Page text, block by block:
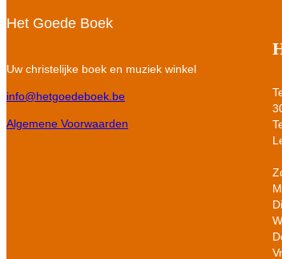
Het Goede Boek
Uw christelijke boek en muziek winkel
info@hetgoedeboek.be
Algemene Voorwaarden